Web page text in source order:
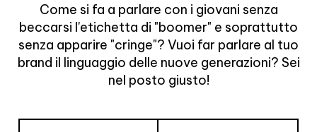
Come si fa a parlare con i giovani senza
beccarsi l'etichetta di "boomer" e soprattutto
senza apparire "cringe"? Vuoi far parlare al tuo
brand il linguaggio delle nuove generazioni? Sei
nel posto giusto!